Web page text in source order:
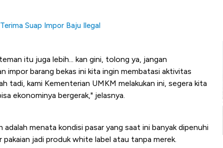
Suap Impor Baju Ilegal
itu juga lebih... kan gini, tolong ya, jangan
impor barang bekas ini kita ingin membatasi aktivitas
tadi, kami Kementerian UMKM melakukan ini, segera kita
ekonominya bergerak," jelasnya.
menata kondisi pasar yang saat ini banyak dipenuhi
jadi produk white label atau tanpa merek.
Harga
Adu Panas Kinerja Emiten Minyak RI,